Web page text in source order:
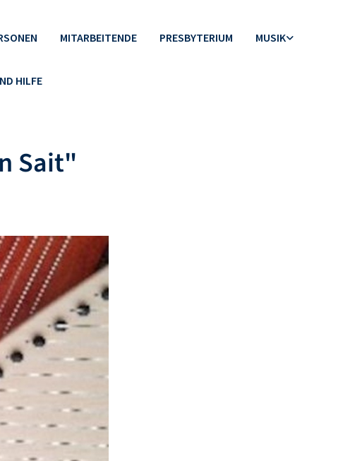
MITARBEITENDE PRESBYTERIUM MUSIK
HILFE
Sait"